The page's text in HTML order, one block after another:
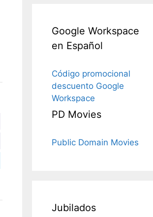
Google Workspace
en Español
Código promocional
descuento Google
Workspace
PD Movies
Public Domain Movies
Jubilados